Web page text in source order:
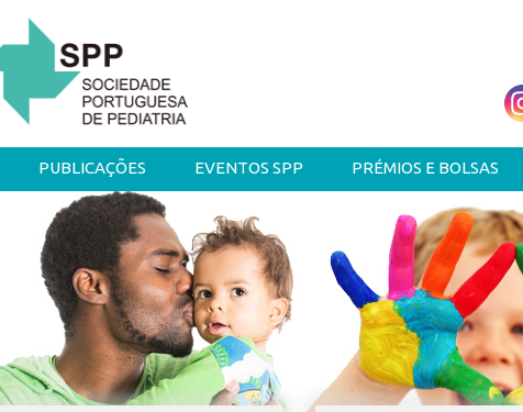
PUBLICAÇÕES EVENTOS SPP PRÉMIOS E BOLSAS